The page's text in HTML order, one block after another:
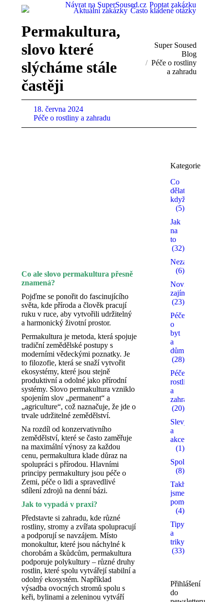
Návrat na SuperSoused.cz Poptat zakázku
Aktuální zakázky Často kladené otázky
Permakultura,
slovo které
slýcháme stále
častěji
You are here:
Super Soused
Blog
Péče o rostliny
a zahradu
18. června 2024
Péče o rostliny a zahradu
Co ale slovo permakultura přesně
znamená?
Pojďme se ponořit do fascinujícího
světa, kde příroda a člověk pracují
ruku v ruce, aby vytvořili udržitelný
a harmonický životní prostor.
Permakultura je metoda, která spojuje
tradiční zemědělské postupy s
moderními vědeckými poznatky. Je
to filozofie, která se snaží vytvořit
ekosystémy, které jsou stejně
produktivní a odolné jako přírodní
systémy. Slovo permakultura vzniklo
spojením slov „permanent“ a
„agriculture“, což naznačuje, že jde o
trvale udržitelné zemědělství.
Na rozdíl od konzervativního
zemědělství, které se často zaměřuje
na maximální výnosy za každou
cenu, permakultura klade důraz na
spolupráci s přírodou. Hlavními
principy permakultury jsou péče o
Zemi, péče o lidi a spravedlivé
sdílení zdrojů na denní bázi.
Jak to vypadá v praxi?
Představte si zahradu, kde různé
rostliny, stromy a zvířata spolupracují
a podporují se navzájem. Místo
monokultur, které jsou náchylné k
chorobám a škůdcům, permakultura
podporuje polykultury – různé druhy
rostlin, které spolu vytvářejí stabilní a
odolný ekosystém. Například
výsadba ovocných stromů spolu s
keři, bylinami a zeleninou vytváří
Kategorie
Co
dělat,
když…
(5)
Jak
na
to
(32)
Nezařazené
(6)
Novinky a
zajímavosti
(23)
Péče
o
byt
a
dům
(28)
Péče o
rostliny
a
zahradu
(20)
Slevy
a
akce
(1)
(8)
Takhle
jsme
pomohli
(4)
Tipy
a
triky
(33)
Přihlášení
do